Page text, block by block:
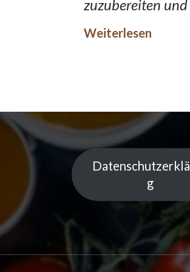
zuzubereiten
Weiterlesen
g